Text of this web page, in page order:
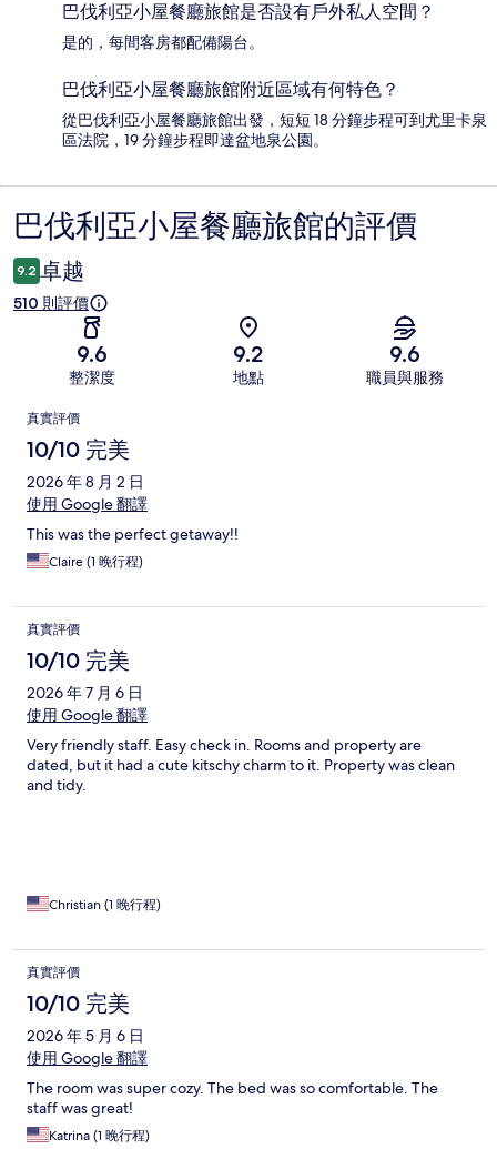
巴伐利亞小屋餐廳旅館是否設有戶外私人空間？
是的，每間客房都配備陽台。
巴伐利亞小屋餐廳旅館附近區域有何特色？
從巴伐利亞小屋餐廳旅館出發，短短 18 分鐘步程可到尤里卡泉
區法院，19 分鐘步程即達盆地泉公園。
評
價
巴伐利亞小屋餐廳旅館的評價
9.2 卓越
510 則評價
9.6
整潔度
9.2
地點
9.6
職員與服務
評
價
真實評價
10/10 完美
2026 年 8 月 2 日
使用 Google 翻譯
This was the perfect getaway!!
Claire (1 晚行程)
真實評價
10/10 完美
2026 年 7 月 6 日
使用 Google 翻譯
Very friendly staff. Easy check in. Rooms and property are
dated, but it had a cute kitschy charm to it. Property was clean
and tidy.
Christian (1 晚行程)
真實評價
10/10 完美
2026 年 5 月 6 日
使用 Google 翻譯
The room was super cozy. The bed was so comfortable. The
staff was great!
Katrina (1 晚行程)